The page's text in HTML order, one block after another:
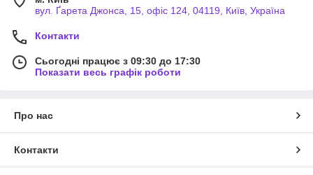
вул. Ґарета Джонса, 15, офіс 124, 04119, Київ, Україна
Контакти
Сьогодні працює з 09:30 до 17:30
Показати весь графік роботи
Про нас
Контакти